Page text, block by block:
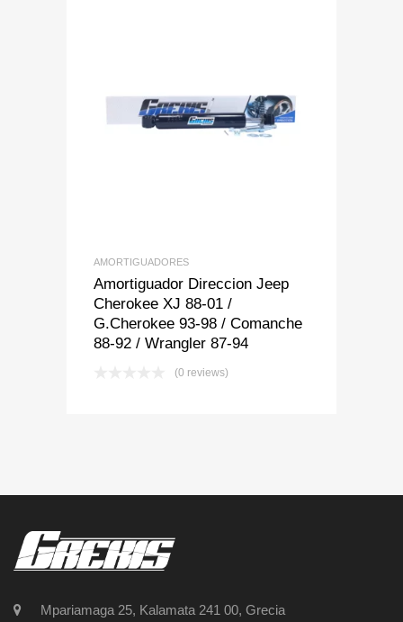
Add to Wishlist
Add to Compare
AMORTIGUADORES
Amortiguador Direccion Jeep
Cherokee XJ 88-01 /
G.Cherokee 93-98 / Comanche
88-92 / Wrangler 87-94
(0 reviews)
Mpariamaga 25, Kalamata 241 00, Grecia